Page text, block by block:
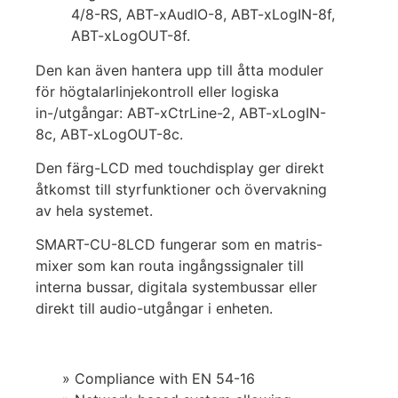
4/8-RS, ABT-xAudIO-8, ABT-xLogIN-8f,
ABT-xLogOUT-8f.
Den kan även hantera upp till åtta moduler
för högtalarlinjekontroll eller logiska
in-/utgångar: ABT-xCtrLine-2, ABT-xLogIN-
8c, ABT-xLogOUT-8c.
Den färg-LCD med touchdisplay ger direkt
åtkomst till styrfunktioner och övervakning
av hela systemet.
SMART-CU-8LCD fungerar som en matris-
mixer som kan routa ingångssignaler till
interna bussar, digitala systembussar eller
direkt till audio-utgångar i enheten.
» Compliance with EN 54-16